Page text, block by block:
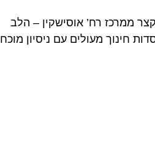
קצר ממרכז רח’ אוסישקין – הלב
חינוך מעולים עם ניסיון מוכח